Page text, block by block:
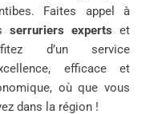
Faites appel à
serruriers experts et
d’un service
efficace et
où que vous
dans la région !